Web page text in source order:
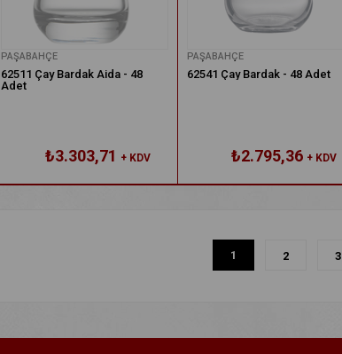
PAŞABAHÇE
62511 Çay Bardak Aida - 48
Adet
₺3.303,71 + KDV
PAŞABAHÇE
62541 Çay Bardak - 48 Adet
₺2.795,36 + KDV
1 2 3